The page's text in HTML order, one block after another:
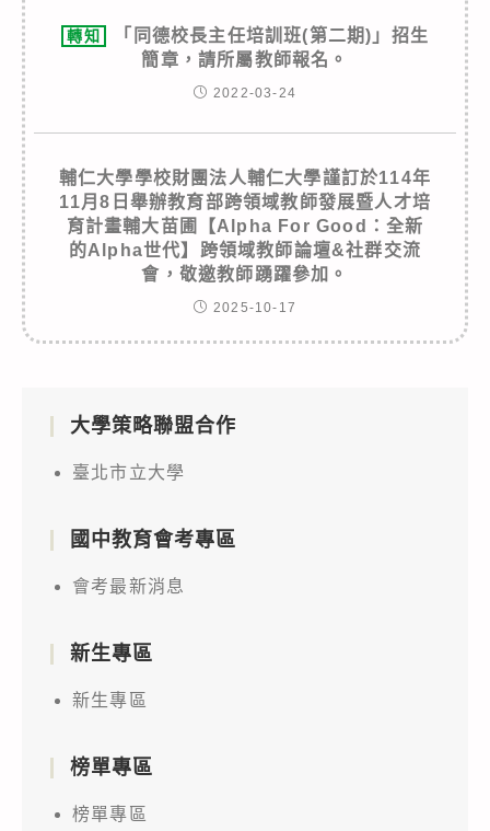
轉知
「同德校長主任培訓班(第二期)」招生
簡章，請所屬教師報名。
2022-03-24
輔仁大學學校財團法人輔仁大學謹訂於114年
11月8日舉辦教育部跨領域教師發展暨人才培
育計畫輔大苗圃【Alpha For Good：全新
的Alpha世代】跨領域教師論壇&社群交流
會，敬邀教師踴躍參加。
2025-10-17
大學策略聯盟合作
臺北市立大學
國中教育會考專區
會考最新消息
新生專區
新生專區
榜單專區
榜單專區